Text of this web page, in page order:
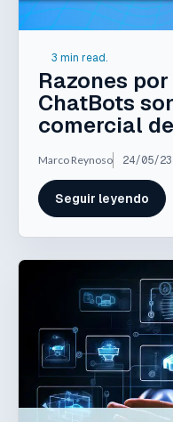
3 min read.
Razones
ChatBots
comercial
Marco Reynoso 24/05/
Seguir leyendo